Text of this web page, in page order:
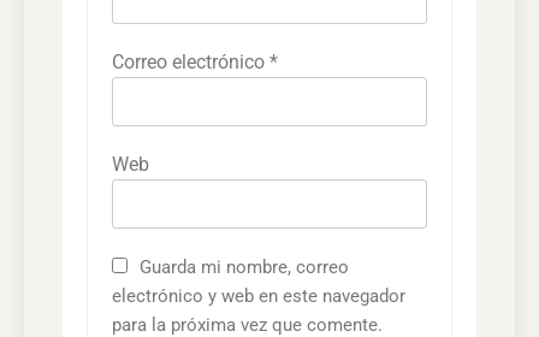
Correo electrónico *
Web
Guarda mi nombre, correo
electrónico y web en este navegador
para la próxima vez que comente.